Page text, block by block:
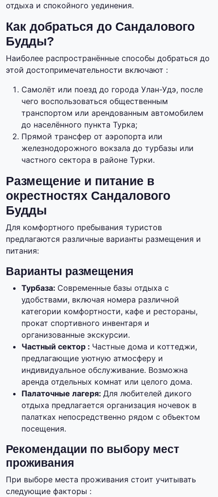
отдыха и спокойного уединения.
Как добраться до Сандалового
Будды?
Наиболее распространённые способы добраться до
этой достопримечательности включают :
Самолёт или поезд до города Улан-Удэ, после
чего воспользоваться общественным
транспортом или арендованным автомобилем
до населённого пункта Турка;
Прямой трансфер от аэропорта или
железнодорожного вокзала до турбазы или
частного сектора в районе Турки.
Размещение и питание в
окрестностях Сандалового
Будды
Для комфортного пребывания туристов
предлагаются различные варианты размещения и
питания:
Варианты размещения
Турбаза: Современные базы отдыха с
удобствами, включая номера различной
категории комфортности, кафе и рестораны,
прокат спортивного инвентаря и
организованные экскурсии.
Частный сектор : Частные дома и коттеджи,
предлагающие уютную атмосферу и
индивидуальное обслуживание. Возможна
аренда отдельных комнат или целого дома.
Палаточные лагеря: Для любителей дикого
отдыха предлагается организация ночевок в
палатках непосредственно рядом с объектом
посещения.
Рекомендации по выбору мест
проживания
При выборе места проживания стоит учитывать
следующие факторы :